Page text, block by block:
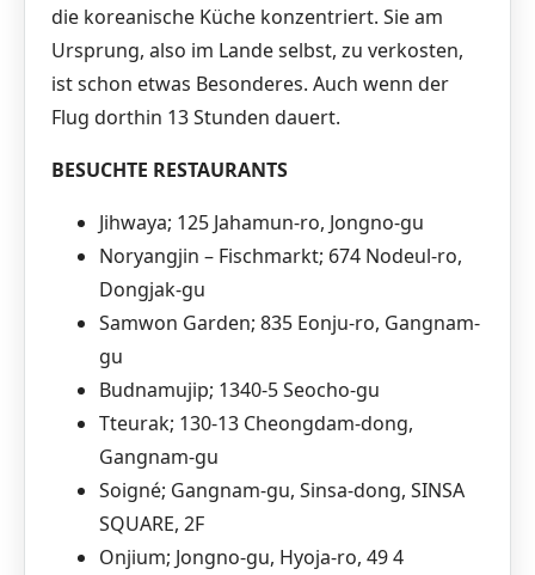
die koreanische Küche konzentriert. Sie am
Ursprung, also im Lande selbst, zu verkosten,
ist schon etwas Besonderes. Auch wenn der
Flug dorthin 13 Stunden dauert.
BESUCHTE RESTAURANTS
Jihwaya; 125 Jahamun-ro, Jongno-gu
Noryangjin – Fischmarkt; 674 Nodeul-ro,
Dongjak-gu
Samwon Garden; 835 Eonju-ro, Gangnam-
gu
Budnamujip; 1340-5 Seocho-gu
Tteurak; 130-13 Cheongdam-dong,
Gangnam-gu
Soigné; Gangnam-gu, Sinsa-dong, SINSA
SQUARE, 2F
Onjium; Jongno-gu, Hyoja-ro, 49 4